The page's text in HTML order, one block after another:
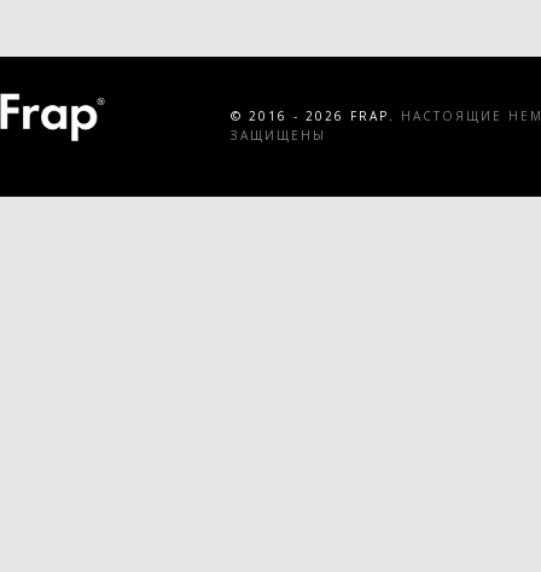
© 2016 - 2026 FRAP.
НАСТОЯЩИЕ
ЗАЩИЩЕНЫ